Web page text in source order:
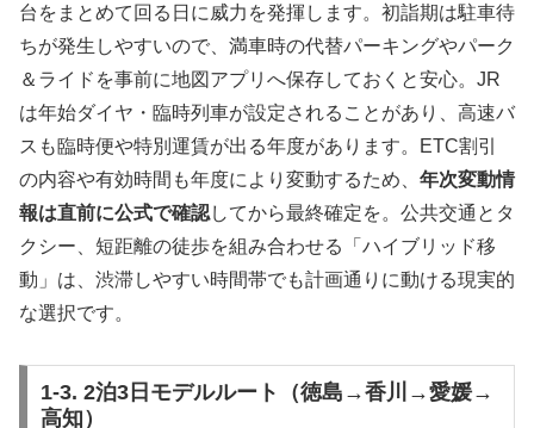
台をまとめて回る日に威力を発揮します。初詣期は駐車待
ちが発生しやすいので、満車時の代替パーキングやパーク
＆ライドを事前に地図アプリへ保存しておくと安心。JR
は年始ダイヤ・臨時列車が設定されることがあり、高速バ
スも臨時便や特別運賃が出る年度があります。ETC割引
の内容や有効時間も年度により変動するため、 年次変動情
報は直前に公式で確認してから最終確定を。公共交通とタ
クシー、短距離の徒歩を組み合わせる「ハイブリッド移
動」は、渋滞しやすい時間帯でも計画通りに動ける現実的
な選択です。
1-3. 2泊3日モデルルート（徳島→香川→愛媛→
高知）